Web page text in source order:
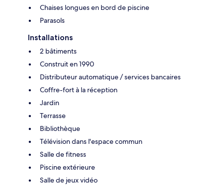
Chaises longues en bord de piscine
Parasols
Installations
2 bâtiments
Construit en 1990
Distributeur automatique / services bancaires
Coffre-fort à la réception
Jardin
Terrasse
Bibliothèque
Télévision dans l'espace commun
Salle de fitness
Piscine extérieure
Salle de jeux vidéo